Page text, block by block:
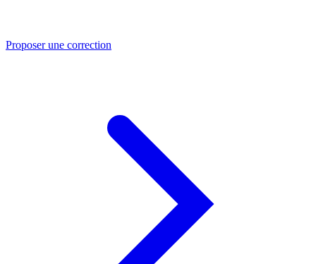
Proposer une correction